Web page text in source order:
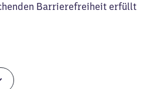
Barrierefreiheit erfüllt